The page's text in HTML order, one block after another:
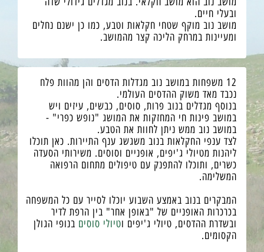
ובעלי חיים.
מושב נוב מוקף שטחי חקלאות וטבע, כמו כן ישנם נחלים
ומעיינות במרחק הליכה קצר מהמושב.
12 משפחות במושב נוב מגדלות הדסים והן מהוות פלח
נכבד מאד משוק ההדסים העולמי.
בנוסף מגדלים בנוב פרות, סוסים, כבשים, עיזים ויש
במושב פינות חי המחזקות את המושג "נופש כפרי" -
במושב נוב ממש ניתן לחוות את הטבע.
לצד ענפי החקלאות בנוב משגשג ענף התיירות. כאן תוכלו
ליהנות מטיולי ג'יפים, אופניים וסוסים. משירותי הסעדה
כשרים, ותוכלו להתפנק עם טיפולים מתחום הרפואה
המשלימה.
המבקרים בנוב באמצע השבוע יוכלו לסייר עם כל המשפחה
בכרכרות האופניים של "באופן אחר" בין הרפת לדיר
ובשדרת ההדסים, טיולי ג'יפים וטיולי סוסים בנופי הגולן
הקסומים.